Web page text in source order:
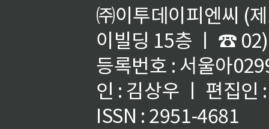
㈜이투데이피엔씨 (
이빌딩 15층 ㅣ ☎
등록번호 : 서울아
인 : 김상우 ㅣ 편집인
ISSN : 2951-4681